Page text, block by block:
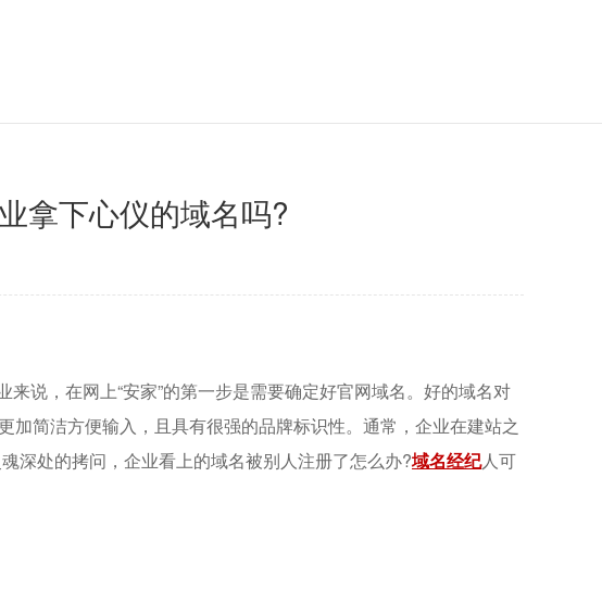
拿下心仪的域名吗?
说，在网上“安家”的第一步是需要确定好官网域名。好的域名对
简洁方便输入，且具有很强的品牌标识性。通常，企业在建站之
深处的拷问，企业看上的域名被别人注册了怎么办?域名经纪人可